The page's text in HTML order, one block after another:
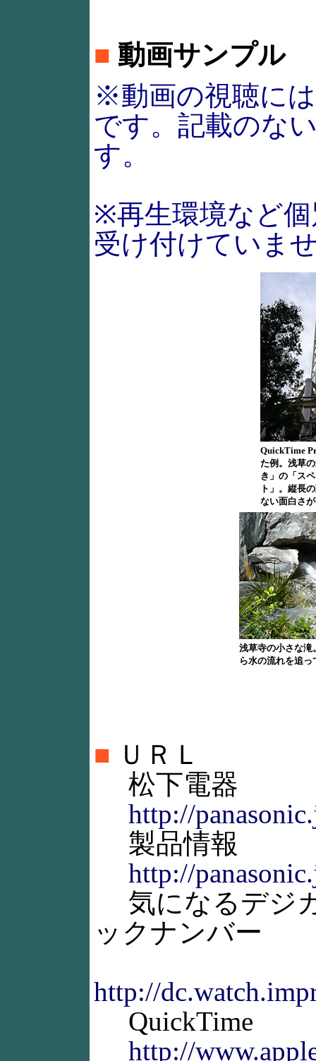
■ 動画サンプル
※動画の視聴に
です。記載のな
す。
※再生環境など
受け付けていま
QuickTime
た例。浅草
き」の「ス
ト」。縦長
ない面白さ
浅草寺の小さな滝
ら水の流れを追っ
■ ＵＲＬ
松下電器
http://
製品情報
http://
気になるデジ
ックナンバー
http://
QuickTime
http://